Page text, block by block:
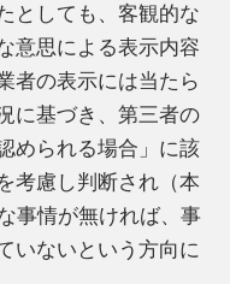
としても、客観的な
意思による表示内容
者の表示には当たら
に基づき、第三者の
められる場合」に該
考慮し判断され（本
事情が無ければ、事
いないという方向に